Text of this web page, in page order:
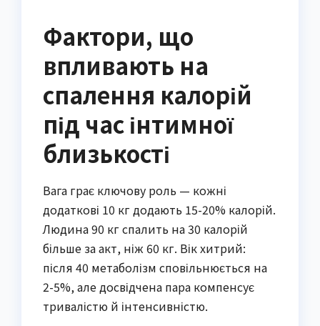
Фактори, що
впливають на
спалення калорій
під час інтимної
близькості
Вага грає ключову роль — кожні
додаткові 10 кг додають 15-20% калорій.
Людина 90 кг спалить на 30 калорій
більше за акт, ніж 60 кг. Вік хитрий:
після 40 метаболізм сповільнюється на
2-5%, але досвідчена пара компенсує
тривалістю й інтенсивністю.